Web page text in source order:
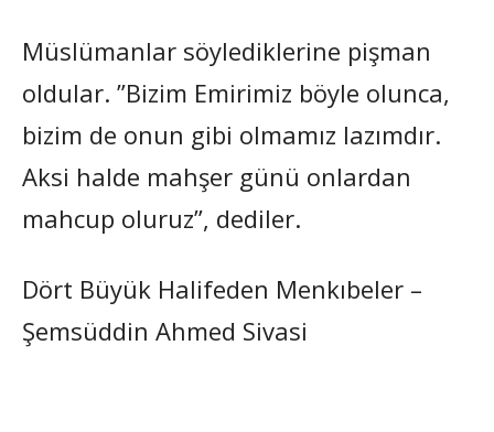
Müslümanlar söylediklerine pişman
oldular. ”Bizim Emirimiz böyle olunca,
bizim de onun gibi olmamız lazımdır.
Aksi halde mahşer günü onlardan
mahcup oluruz”, dediler.
Dört Büyük Halifeden Menkıbeler –
Şemsüddin Ahmed Sivasi